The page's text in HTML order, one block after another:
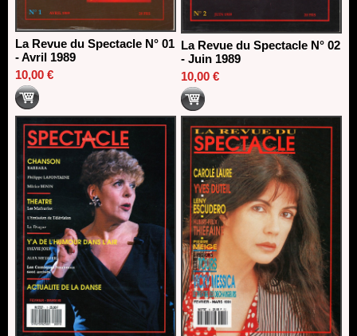
La Revue du Spectacle N° 01
- Avril 1989
10,00 €
La Revue du Spectacle N° 02
- Juin 1989
10,00 €